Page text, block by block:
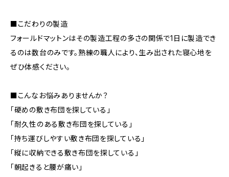
■こだわりの製造
フォールドマットンはその製造工程の多さの関係で1日に製造でき
るのは数台のみです。熟練の職人により、生み出された寝心地を
ぜひ体感ください。
■こんなお悩みありませんか？
「硬めの敷き布団を探している」
「耐久性のある敷き布団を探している」
「持ち運びしやすい敷き布団を探している」
「縦に収納できる敷き布団を探している」
「朝起きると腰が痛い」